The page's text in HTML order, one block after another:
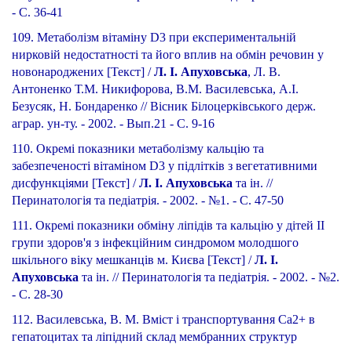
- С. 36-41
109. Метаболізм вітаміну D3 при експериментальній
нирковій недостатності та його вплив на обмін речовин у
новонароджених [Текст] /Л. І. Апуховська, Л. В.
Антоненко Т.М. Никифорова, В.М. Василевська, А.І.
Безусяк, Н. Бондаренко // Вісник Білоцерківського держ.
аграр. ун-ту. - 2002. - Вып.21 - С. 9-16
110. Окремі показники метаболізму кальцію та
забезпеченості вітаміном D3 у підлітків з вегетативними
дисфункціями [Текст] /Л. І. Апуховська та ін. //
Перинатологія та педіатрія. - 2002. - №1. - С. 47-50
111. Окремі показники обміну ліпідів та кальцію у дітей ІІ
групи здоров'я з інфекційним синдромом молодшого
шкільного віку мешканців м. Києва [Текст] /Л. І.
Апуховська та ін. // Перинатологія та педіатрія. - 2002. - №2.
- С. 28-30
112. Василевська, В. М. Вміст і транспортування Ca2+ в
гепатоцитах та ліпідний склад мембранних структур